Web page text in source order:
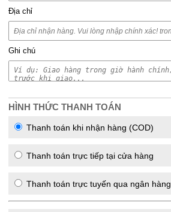
Địa chỉ
Ghi chú
HÌNH THỨC THANH TOÁN
Thanh toán khi nhận hàng (COD)
Thanh toán trực tiếp tại cửa hàng
Thanh toán trực tuyến qua ngân hàng